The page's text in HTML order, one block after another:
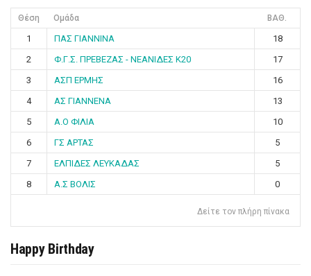
Θέση Ομάδα ΒΑΘ.
1 ΠΑΣ ΓΙΑΝΝΙΝΑ
18
2
Φ.Γ.Σ. ΠΡΕΒΕΖΑΣ - ΝΕΑΝΙΔΕΣ Κ20
17
3
ΑΣΠ ΕΡΜΗΣ
16
4
ΑΣ ΓΙΑΝΝΕΝΑ
13
5
Α.Ο ΦΙΛΙΑ
10
6
ΓΣ ΑΡΤΑΣ
5
7
ΕΛΠΙΔΕΣ ΛΕΥΚΑΔΑΣ
5
8
Α.Σ ΒΟΛΙΣ 0
Δείτε τον πλήρη πίνακα
Happy Birthday